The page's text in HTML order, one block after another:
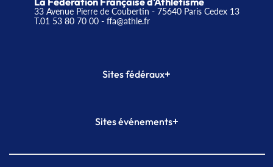
33 Avenue Pierre de Coubertin - 75640 Paris Cedex 13
T.01 53 80 70 00- ffa@athle.fr
Sites fédéraux+
Plateforme Formation
Sites événements+
Meeting de Paris indoor